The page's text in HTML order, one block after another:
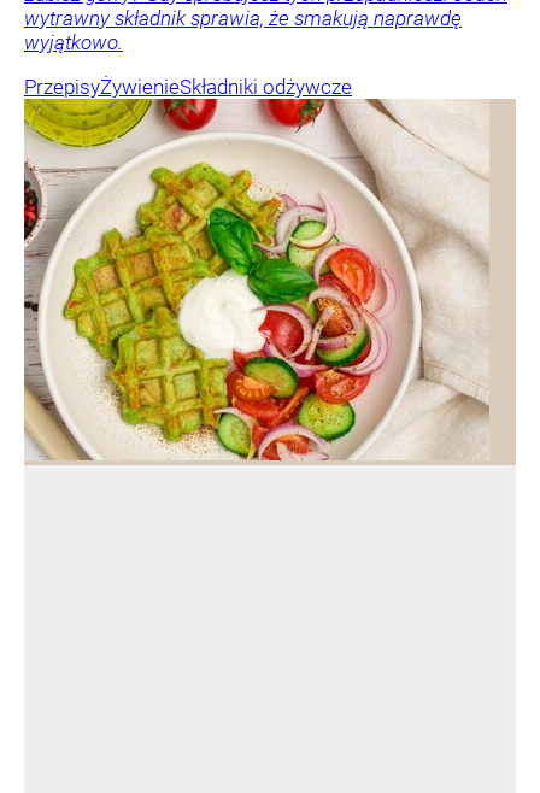
wytrawny składnik sprawia, że smakują naprawdę
wyjątkowo.
PrzepisyŻywienieSkładniki odżywcze